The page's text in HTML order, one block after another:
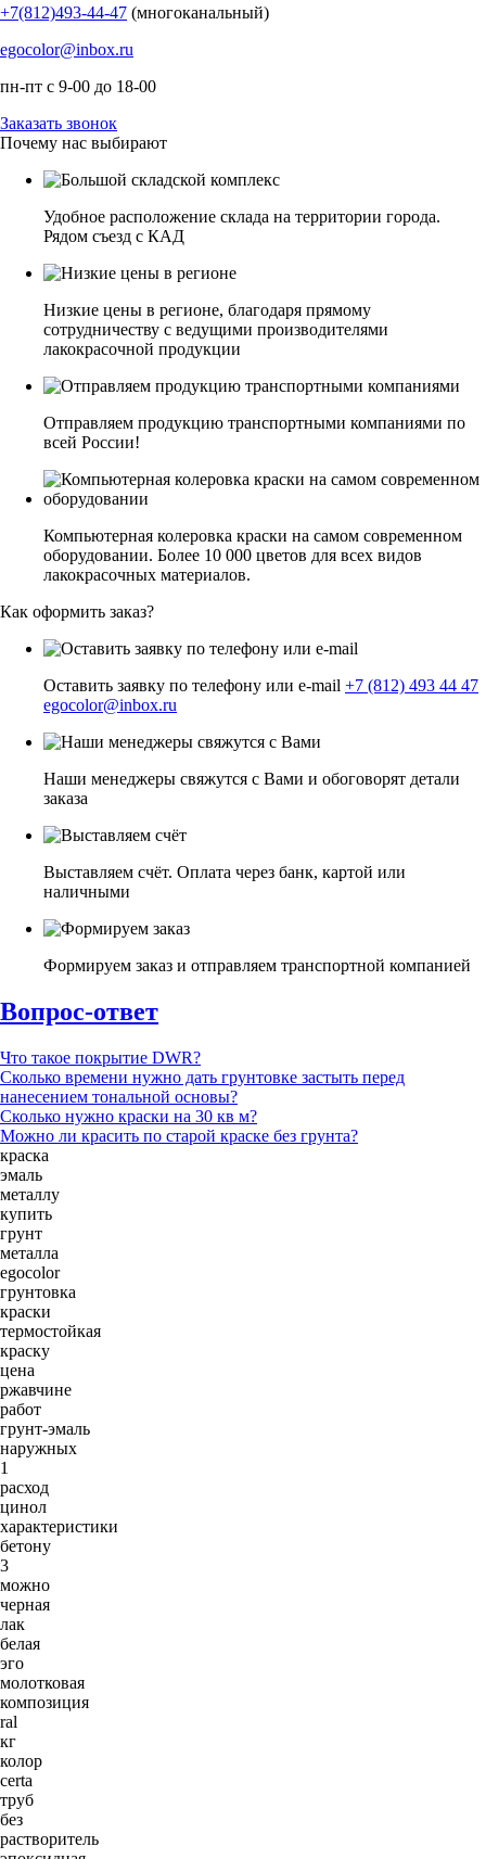
+7(812)493-44-47 (многоканальный)
egocolor@inbox.ru
пн-пт с 9-00 до 18-00
Заказать звонок
Почему нас выбирают
Удобное расположение склада на территории города.
Рядом съезд с КАД
Низкие цены в регионе, благодаря прямому
сотрудничеству с ведущими производителями
лакокрасочной продукции
Отправляем продукцию транспортными компаниями по
всей России!
Компьютерная колеровка краски на самом современном
оборудовании. Более 10 000 цветов для всех видов
лакокрасочных материалов.
Как оформить заказ?
Оставить заявку по телефону или e-mail +7 (812) 493 44 47
egocolor@inbox.ru
Наши менеджеры свяжутся с Вами и обоговорят детали
заказа
Выставляем счёт. Оплата через банк, картой или
наличными
Формируем заказ и отправляем транспортной компанией
Вопрос-ответ
Что такое покрытие DWR?
Сколько времени нужно дать грунтовке застыть перед
нанесением тональной основы?
Сколько нужно краски на 30 кв м?
Можно ли красить по старой краске без грунта?
краска
эмаль
металлу
купить
грунт
металла
egocolor
грунтовка
краски
термостойкая
краску
цена
ржавчине
работ
грунт-эмаль
наружных
1
расход
цинол
характеристики
бетону
3
можно
черная
лак
белая
эго
молотковая
композиция
ral
кг
колор
certa
труб
без
растворитель